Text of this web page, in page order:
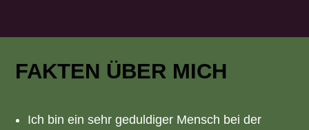
FAKTEN ÜBER MICH
Ich bin ein sehr geduldiger Mensch bei der